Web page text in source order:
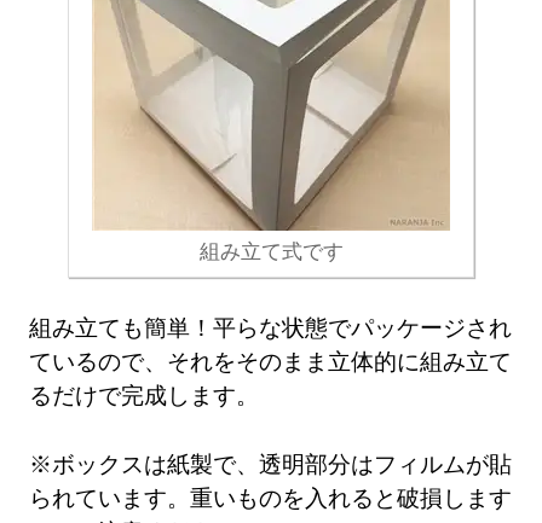
組み立て式です
組み立ても簡単！平らな状態でパッケージされ
ているので、それをそのまま立体的に組み立て
るだけで完成します。
※ボックスは紙製で、透明部分はフィルムが貼
られています。重いものを入れると破損します